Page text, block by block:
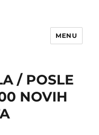
MENU
/ POSLE
NOVIH